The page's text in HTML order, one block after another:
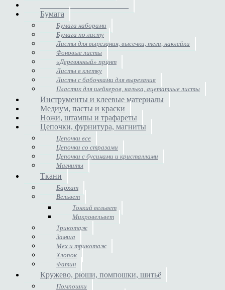
______________________
Бумага
Бумага наборами
Бумага по листу
Листы для вырезания, высечки, теги, наклейки
Фоновые листы
«Деревянный» принт
Листы в клетку
Листы с бабочками для вырезания
Пластик для шейкеров, калька, ацетатные листы
Инструменты и клеевые материалы
Медиум, пасты и краски
Ножи, штампы и трафареты
Цепочки, фурнитура, магниты
Цепочки все
Цепочки со стразами
Цепочки с бусинами и кристаллами
Магниты
Ткани
Бархат
Вельвет
Тонкий вельвет
Микровельвет
Трикотаж
Замша
Мех и трикотаж
Хлопок
Фатин
Кружево, рюши, помпошки, шитьё
Помпошки